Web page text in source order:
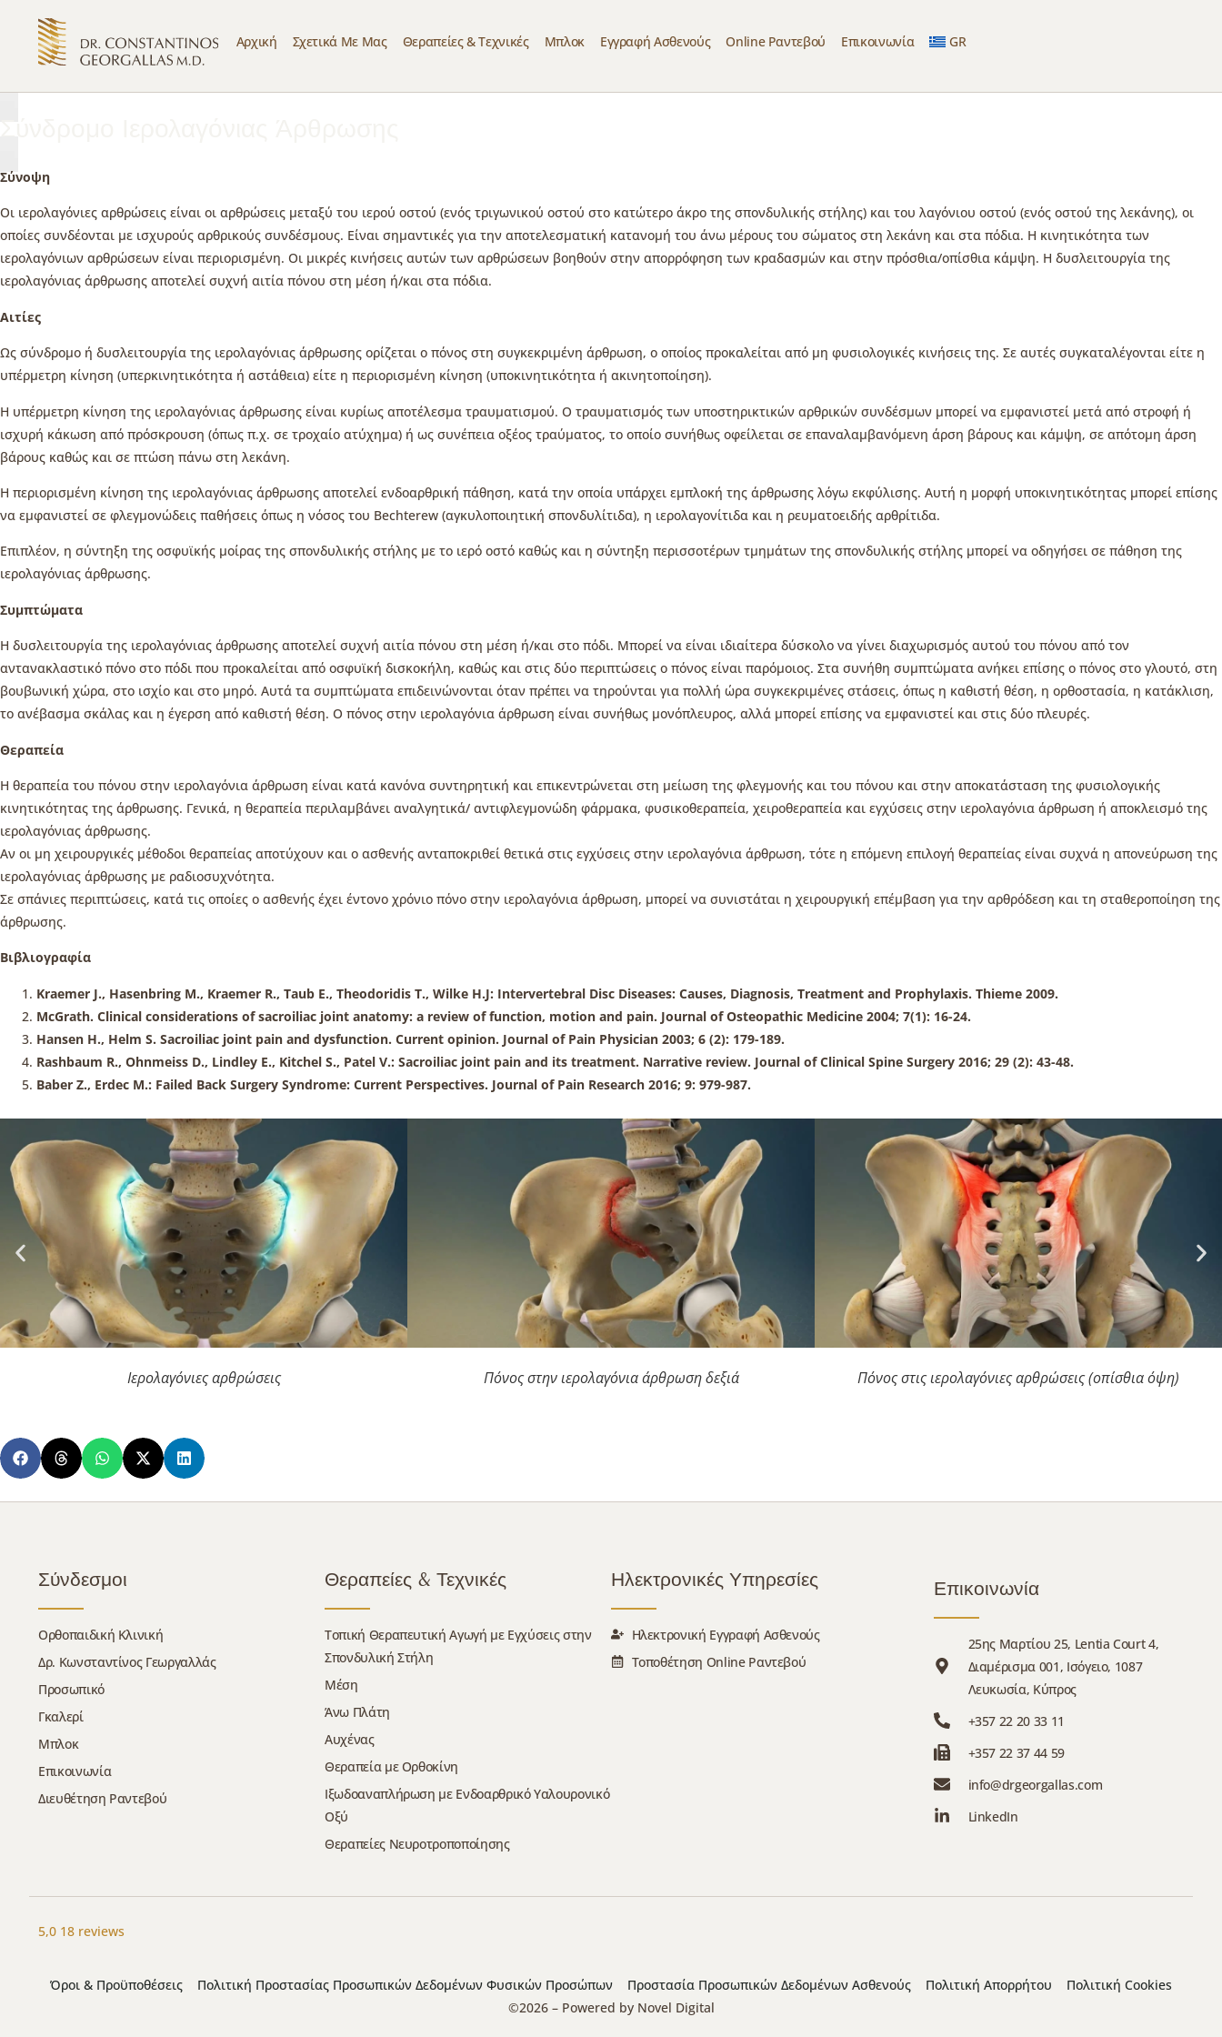
Αρχική Σχετικά Με Μας Θεραπείες & Τεχνικές Μπλοκ Εγγραφή Ασθενούς Online Ραντεβού Επικοινωνία GR
Σύνοψη
Οι ιερολαγόνιες αρθρώσεις είναι οι αρθρώσεις μεταξύ του ιερού οστού (ενός τριγωνικού οστού στο κατώτερο άκρο της σπονδυλικής στήλης) και του λαγόνιου οστού (ενός οστού της λεκάνης), οι
οποίες συνδέονται με ισχυρούς αρθρικούς συνδέσμους. Είναι σημαντικές για την αποτελεσματική κατανομή του άνω μέρους του σώματος στη λεκάνη και στα πόδια. Η κινητικότητα των
ιερολαγόνιων αρθρώσεων είναι περιορισμένη. Οι μικρές κινήσεις αυτών των αρθρώσεων βοηθούν στην απορρόφηση των κραδασμών και στην πρόσθια/οπίσθια κάμψη. Η δυσλειτουργία της
ιερολαγόνιας άρθρωσης αποτελεί συχνή αιτία πόνου στη μέση ή/και στα πόδια.
Αιτίες
Ως σύνδρομο ή δυσλειτουργία της ιερολαγόνιας άρθρωσης ορίζεται ο πόνος στη συγκεκριμένη άρθρωση, ο οποίος προκαλείται από μη φυσιολογικές κινήσεις της. Σε αυτές συγκαταλέγονται είτε η
υπέρμετρη κίνηση (υπερκινητικότητα ή αστάθεια) είτε η περιορισμένη κίνηση (υποκινητικότητα ή ακινητοποίηση).
Η υπέρμετρη κίνηση της ιερολαγόνιας άρθρωσης είναι κυρίως αποτέλεσμα τραυματισμού. Ο τραυματισμός των υποστηρικτικών αρθρικών συνδέσμων μπορεί να εμφανιστεί μετά από στροφή ή
ισχυρή κάκωση από πρόσκρουση (όπως π.χ. σε τροχαίο ατύχημα) ή ως συνέπεια οξέος τραύματος, το οποίο συνήθως οφείλεται σε επαναλαμβανόμενη άρση βάρους και κάμψη, σε απότομη άρση
βάρους καθώς και σε πτώση πάνω στη λεκάνη.
Η περιορισμένη κίνηση της ιερολαγόνιας άρθρωσης αποτελεί ενδοαρθρική πάθηση, κατά την οποία υπάρχει εμπλοκή της άρθρωσης λόγω εκφύλισης. Αυτή η μορφή υποκινητικότητας μπορεί επίσης
να εμφανιστεί σε φλεγμονώδεις παθήσεις όπως η νόσος του Bechterew (αγκυλοποιητική σπονδυλίτιδα), η ιερολαγονίτιδα και η ρευματοειδής αρθρίτιδα.
Επιπλέον, η σύντηξη της οσφυϊκής μοίρας της σπονδυλικής στήλης με το ιερό οστό καθώς και η σύντηξη περισσοτέρων τμημάτων της σπονδυλικής στήλης μπορεί να οδηγήσει σε πάθηση της
ιερολαγόνιας άρθρωσης.
Συμπτώματα
Η δυσλειτουργία της ιερολαγόνιας άρθρωσης αποτελεί συχνή αιτία πόνου στη μέση ή/και στο πόδι. Μπορεί να είναι ιδιαίτερα δύσκολο να γίνει διαχωρισμός αυτού του πόνου από τον
αντανακλαστικό πόνο στο πόδι που προκαλείται από οσφυϊκή δισκοκήλη, καθώς και στις δύο περιπτώσεις ο πόνος είναι παρόμοιος. Στα συνήθη συμπτώματα ανήκει επίσης ο πόνος στο γλουτό, στη
βουβωνική χώρα, στο ισχίο και στο μηρό. Αυτά τα συμπτώματα επιδεινώνονται όταν πρέπει να τηρούνται για πολλή ώρα συγκεκριμένες στάσεις, όπως η καθιστή θέση, η ορθοστασία, η κατάκλιση,
το ανέβασμα σκάλας και η έγερση από καθιστή θέση. Ο πόνος στην ιερολαγόνια άρθρωση είναι συνήθως μονόπλευρος, αλλά μπορεί επίσης να εμφανιστεί και στις δύο πλευρές.
Θεραπεία
Η θεραπεία του πόνου στην ιερολαγόνια άρθρωση είναι κατά κανόνα συντηρητική και επικεντρώνεται στη μείωση της φλεγμονής και του πόνου και στην αποκατάσταση της φυσιολογικής
κινητικότητας της άρθρωσης. Γενικά, η θεραπεία περιλαμβάνει αναλγητικά/ αντιφλεγμονώδη φάρμακα, φυσικοθεραπεία, χειροθεραπεία και εγχύσεις στην ιερολαγόνια άρθρωση ή αποκλεισμό της
ιερολαγόνιας άρθρωσης.
Αν οι μη χειρουργικές μέθοδοι θεραπείας αποτύχουν και ο ασθενής ανταποκριθεί θετικά στις εγχύσεις στην ιερολαγόνια άρθρωση, τότε η επόμενη επιλογή θεραπείας είναι συχνά η απονεύρωση της
ιερολαγόνιας άρθρωσης με ραδιοσυχνότητα.
Σε σπάνιες περιπτώσεις, κατά τις οποίες ο ασθενής έχει έντονο χρόνιο πόνο στην ιερολαγόνια άρθρωση, μπορεί να συνιστάται η χειρουργική επέμβαση για την αρθρόδεση και τη σταθεροποίηση της
άρθρωσης.
Βιβλιογραφία
Kraemer J., Hasenbring M., Kraemer R., Taub E., Theodoridis T., Wilke H.J: Intervertebral Disc Diseases: Causes, Diagnosis, Treatment and Prophylaxis. Thieme 2009.
McGrath. Clinical considerations of sacroiliac joint anatomy: a review of function, motion and pain. Journal of Osteopathic Medicine 2004; 7(1): 16-24.
Hansen H., Helm S. Sacroiliac joint pain and dysfunction. Current opinion. Journal of Pain Physician 2003; 6 (2): 179-189.
Rashbaum R., Ohnmeiss D., Lindley E., Kitchel S., Patel V.: Sacroiliac joint pain and its treatment. Narrative review. Journal of Clinical Spine Surgery 2016; 29 (2): 43-48.
Baber Z., Erdec M.: Failed Back Surgery Syndrome: Current Perspectives. Journal of Pain Research 2016; 9: 979-987.
Ιερολαγόνιες αρθρώσεις Πόνος στην ιερολαγόνια άρθρωση δεξιά Πόνος στις ιερολαγόνιες αρθρώσεις (οπίσθια όψη)
Σύνδεσμοι
Ορθοπαιδική Κλινική
Δρ. Κωνσταντίνος Γεωργαλλάς
Προσωπικό
Γκαλερί
Μπλοκ
Επικοινωνία
Διευθέτηση Ραντεβού
Θεραπείες & Τεχνικές
Τοπική Θεραπευτική Αγωγή με Εγχύσεις στην
Σπονδυλική Στήλη
Μέση
Άνω Πλάτη
Αυχένας
Θεραπεία με Ορθοκίνη
Ιξωδοαναπλήρωση με Ενδοαρθρικό Υαλουρονικό
Οξύ
Θεραπείες Νευροτροποποίησης
Ηλεκτρονικές Υπηρεσίες
Ηλεκτρονική Εγγραφή Ασθενούς
Τοποθέτηση Online Ραντεβού
Επικοινωνία
25ης Μαρτίου 25, Lentia Court 4,
Διαμέρισμα 001, Ισόγειο, 1087
Λευκωσία, Κύπρος
+357 22 20 33 11
+357 22 37 44 59
info@drgeorgallas.com
LinkedIn
5,0 18 reviews
Όροι & Προϋποθέσεις Πολιτική Προστασίας Προσωπικών Δεδομένων Φυσικών Προσώπων Προστασία Προσωπικών Δεδομένων Ασθενούς Πολιτική Απορρήτου
Πολιτική Cookies
©2026 – Powered by Novel Digital